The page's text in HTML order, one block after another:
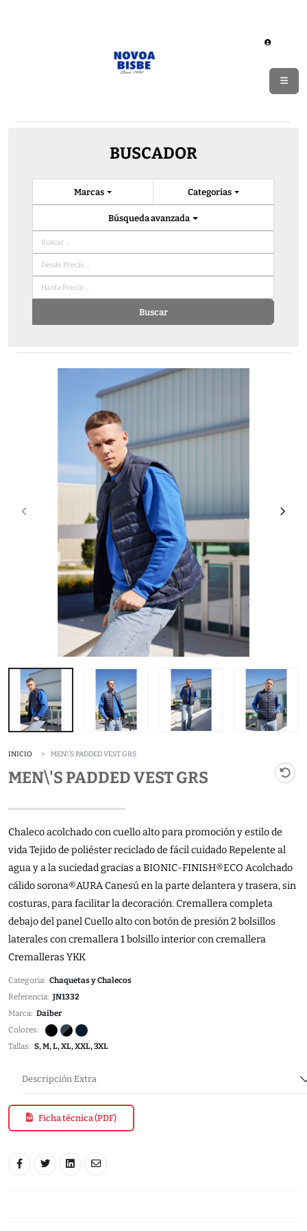
BUSCADOR
Categorias
Marcas
Búsqueda avanzada
Buscar
INICIO MEN\'S PADDED VEST GRS
MEN\'S PADDED VEST GRS
Chaleco acolchado con cuello alto para promoción y estilo de
vida Tejido de poliéster reciclado de fácil cuidado Repelente al
agua y a la suciedad gracias a BIONIC-FINISH®ECO Acolchado
cálido sorona®AURA Canesú en la parte delantera y trasera, sin
costuras, para facilitar la decoración. Cremallera completa
debajo del panel Cuello alto con botón de presión 2 bolsillos
laterales con cremallera 1 bolsillo interior con cremallera
Cremalleras YKK
Categoria: Chaquetas y Chalecos
Referencia: JN1332
Marca: Daiber
Colores:
Tallas: S, M, L, XL, XXL, 3XL
Descripción Extra
Ficha técnica (PDF)